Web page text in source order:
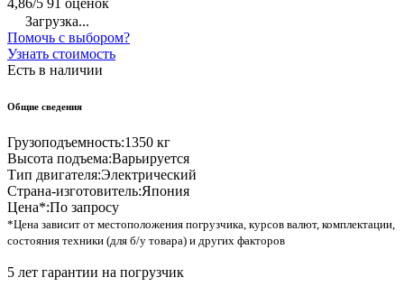
4,86/5 91 оценок
Загрузка...
Помочь с выбором?
Узнать стоимость
Есть в наличии
Общие сведения
Грузоподъемность:1350 кг
Высота подъема:Варьируется
Тип двигателя:Электрический
Страна-изготовитель:Япония
Цена*:По запросу
*Цена зависит от местоположения погрузчика, курсов валют, комплектации,
состояния техники (для б/у товара) и других факторов
5 лет гарантии на погрузчик